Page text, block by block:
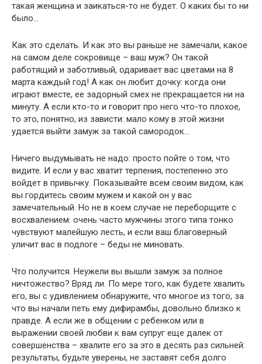
такая женщина и заикаться-то не будет. О каких бы то ни
было…
Как это сделать. И как это вы раньше не замечали, какое
на самом деле сокровище – ваш муж? Он такой
работящий и заботливый, одаривает вас цветами на 8
марта каждый год! А как он любит дочку: когда они
играют вместе, ее задорный смех не прекращается ни на
минуту. А если кто-то и говорит про него что-то плохое,
то это, понятно, из зависти: мало кому в этой жизни
удается выйти замуж за такой самородок…
Ничего выдумывать не надо: просто пойте о том, что
видите. И если у вас хватит терпения, постепенно это
войдет в привычку. Показывайте всем своим видом, как
вы гордитесь своим мужем и какой он у вас
замечательный. Но не в коем случае не переборщите с
восхвалением: очень часто мужчины этого типа тонко
чувствуют малейшую лесть, и если ваш благоверный
уличит вас в подлоге – беды не миновать.
Что получится. Неужели вы вышли замуж за полное
ничтожество? Вряд ли. По мере того, как будете хвалить
его, вы с удивлением обнаружите, что многое из того, за
что вы начали петь ему дифирамбы, довольно близко к
правде. А если же в общении с ребенком или в
выражении своей любви к вам супруг еще далек от
совершенства – хвалите его за это в десять раз сильней:
результаты, будьте уверены, не заставят себя долго